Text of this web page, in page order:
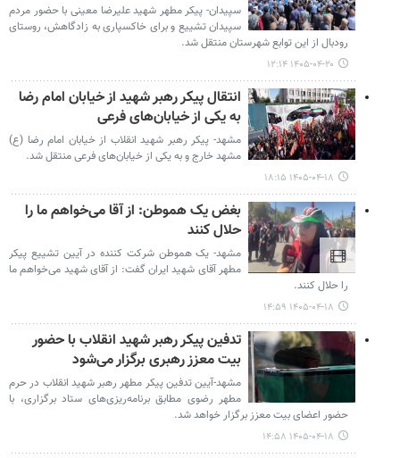
سپیدان- پیکر مطهر شهید علیرضا معینی با حضور مردم
سپیدان تشییع و برای خاکسپاری به زادگاهش، روستای
رودبال از این توابع شهرستان منتقل شد.
۱۴۰۵-۰۴-۲۰ ۱۲:۱۴
انتقال پیکر رهبر شهید از خیابان امام رضا
به یکی از خیابان‌های فرعی
مشهد- پیکر رهبر شهید انقلاب از خیابان امام رضا (ع)
مشهد خارج و به یکی از خیابان‌های فرعی منتقل شد.
۱۴۰۵-۰۴-۱۸ ۱۸:۱۵
بغض یک هموطن: از آقا می‌خواهم ما را
حلال کنند
مشهد- یک هموطن شرکت کننده در آیین تشییع پیکر
مطهر آقای شهید ایران گفت: از آقای شهید می‌خواهم ما
را حلال کنند.
۱۴۰۵-۰۴-۱۸ ۱۴:۵۹
تدفین پیکر رهبر شهید انقلاب با حضور
بیت معزز رهبری برگزار می‌شود
مشهد-آیین تدفین پیکر مطهر رهبر شهید انقلاب در حرم
مطهر رضوی مطابق برنامه‌ریزی‌های ستاد برگزاری، با
حضور اعضای بیت معزز برگزار خواهد شد.
۱۴۰۵-۰۴-۱۸ ۱۴:۵۸